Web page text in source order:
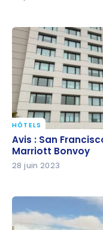
Avis : San
Marriott Bonvoy
HÔTELS
Avis : San
Marriott Bonvoy
28 juin 2023